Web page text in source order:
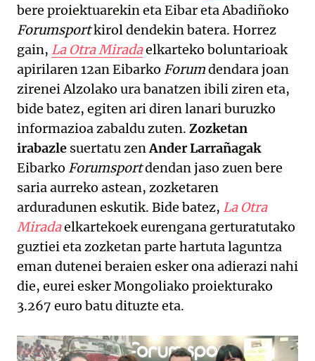
bere proiektuarekin eta Eibar eta Abadiñoko
Forumsportkirol dendekin batera. Horrez
gain, La Otra Miradaelkarteko boluntarioak
apirilaren 12an Eibarko Forumdendara joan
zirenei Alzolako ura banatzen ibili ziren eta,
bide batez, egiten ari diren lanari buruzko
informazioa zabaldu zuten. Zozketan
irabazle suertatu zenAnder Larrañagak
Eibarko Forumsportdendan jaso zuen bere
saria aurreko astean, zozketaren
arduradunen eskutik. Bide batez, La Otra
Miradaelkartekoek eurengana gerturatutako
guztiei eta zozketan parte hartuta laguntza
eman dutenei beraien esker ona adierazi nahi
die, eurei esker Mongoliako proiekturako
3.267 euro batu dituzte eta.